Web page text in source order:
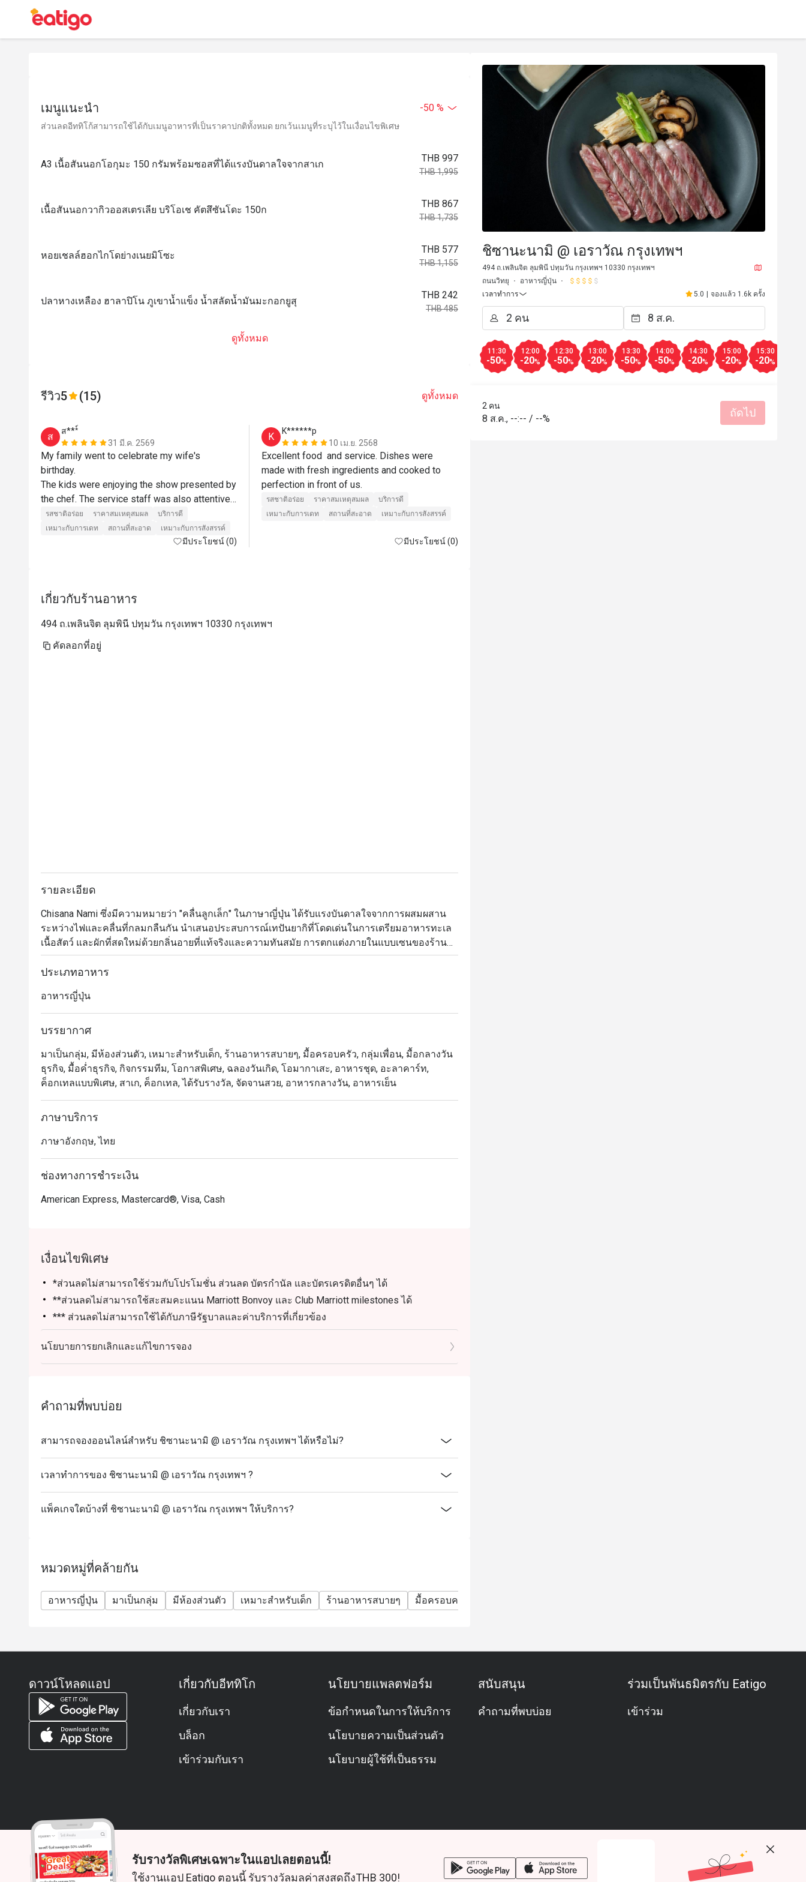
เมนูแนะนำ -50 %
ส่วนลดอีททิโก้สามารถใช้ได้กับเมนูอาหารที่เป็นราคาปกติทั้งหมด ยกเว้นเมนูที่ระบุไว้ในเงื่อนไขพิเศษ
A3 เนื้อสันนอกโอกุมะ 150 กรัมพร้อมซอสที่ได้แรงบันดาลใจจากสาเก
THB 997
THB 1,995
เนื้อสันนอกวากิวออสเตรเลีย บริโอเช คัตสึซันโดะ 150ก
THB 867
THB 1,735
หอยเชลล์ฮอกไกโดย่างเนยมิโซะ
THB 577
THB 1,155
ปลาหางเหลือง ฮาลาปิโน ภูเขาน้ำแข็ง น้ำสลัดน้ำมันมะกอกยูสุ
THB 242
THB 485
ดูทั้งหมด
รีวิว5 (15) ดูทั้งหมด
ส
ส***์
31 มี.ค. 2569
My family went to celebrate my wife's
birthday.
The kids were enjoying the show presented by
the chef. The service staff was also attentive
and helpful. Always asking if they could assist
more.
As for the food, it was delicious. The
for my wife's birthday. Almost all the staff
She was very happy about it. These small
details create a remembrance in our mind and
รสชาติอร่อย ราคาสมเหตุสมผล
บริการดี
เหมาะกับการเดท
สถานที่สะอาด เหมาะกับการสังสรรค์
มีประโยชน์ (0)
K
K******p
10 เม.ย. 2568
Excellent food  and service. Dishes were
made with fresh ingredients and cooked to
รสชาติอร่อย ราคาสมเหตุสมผล
บริการดี
เหมาะกับการเดท
สถานที่สะอาด เหมาะกับการสังสรรค์
มีประโยชน์ (0)
เกี่ยวกับร้านอาหาร
494 ถ.เพลินจิต ลุมพินี ปทุมวัน กรุงเทพฯ 10330 กรุงเทพฯ
คัดลอกที่อยู่
รายละเอียด
Chisana Nami ซึ่งมีความหมายว่า "คลื่นลูกเล็ก" ในภาษาญี่ปุ่น ได้รับแรงบันดาลใจจากการผสมผสาน
ระหว่างไฟและคลื่นที่กลมกลืนกัน นำเสนอประสบการณ์เทปันยากิที่โดดเด่นในการเตรียมอาหารทะเล
เนื้อสัตว์ และผักที่สดใหม่ด้วยกลิ่นอายที่แท้จริงและความทันสมัย การตกแต่งภายในแบบเซนของร้าน
อาหารมีการออกแบบร่วมสมัยที่ทันสมัยพร้อมบรรยากาศที่หรูหรา พื้นที่นี้โดดเด่นด้วยโทนสีเดียว เน้น
ด้วยโทนสีอบอุ่นของเก้าอี้ไม้และหนังรอบเคาน์เตอร์หินอ่อนอันมีสไตล์
ประเภทอาหาร
อาหารญี่ปุ่น
บรรยากาศ
มาเป็นกลุ่ม, มีห้องส่วนตัว, เหมาะสำหรับเด็ก, ร้านอาหารสบายๆ, มื้อครอบครัว, กลุ่มเพื่อน, มื้อกลางวัน
ธุรกิจ, มื้อค่ำธุรกิจ, กิจกรรมทีม, โอกาสพิเศษ, ฉลองวันเกิด, โอมากาเสะ, อาหารชุด, อะลาคาร์ท,
ค็อกเทลแบบพิเศษ, สาเก, ค็อกเทล, ได้รับรางวัล, จัดจานสวย, อาหารกลางวัน, อาหารเย็น
ภาษาบริการ
ภาษาอังกฤษ, ไทย
ช่องทางการชำระเงิน
American Express, Mastercard®, Visa, Cash
เงื่อนไขพิเศษ
*ส่วนลดไม่สามารถใช้ร่วมกับโปรโมชั่น ส่วนลด บัตรกำนัล และบัตรเครดิตอื่นๆ ได้
**ส่วนลดไม่สามารถใช้สะสมคะแนน Marriott Bonvoy และ Club Marriott milestones ได้
*** ส่วนลดไม่สามารถใช้ได้กับภาษีรัฐบาลและค่าบริการที่เกี่ยวข้อง
นโยบายการยกเลิกและแก้ไขการจอง
คำถามที่พบบ่อย
สามารถจองออนไลน์สำหรับ ชิซานะนามิ @ เอราวัณ กรุงเทพฯ ได้หรือไม่?
เวลาทำการของ ชิซานะนามิ @ เอราวัณ กรุงเทพฯ ?
แพ็คเกจใดบ้างที่ ชิซานะนามิ @ เอราวัณ กรุงเทพฯ ให้บริการ?
หมวดหมู่ที่คล้ายกัน
อาหารญี่ปุ่น มาเป็นกลุ่ม มีห้องส่วนตัว เหมาะสำหรับเด็ก ร้านอาหารสบายๆ มื้อครอบครัว
ชิซานะนามิ @ เอราวัณ กรุงเทพฯ
494 ถ.เพลินจิต ลุมพินี ปทุมวัน กรุงเทพฯ 10330 กรุงเทพฯ
ถนนวิทยุ
อาหารญี่ปุ่น
เวลาทำการ
5.0 | จองแล้ว 1.6k ครั้ง
11:30
-50%
12:00
-20%
12:30
-50%
13:00
-20%
13:30
-50%
14:00
-50%
14:30
-20%
15:00
-20%
15:30
-20%
2 คน
8 ส.ค., --:-- / --% ถัดไป
ดาวน์โหลดแอป เกี่ยวกับอีททิโก
เกี่ยวกับเรา
บล็อก
เข้าร่วมกับเรา
นโยบายแพลตฟอร์ม
ข้อกำหนดในการให้บริการ
นโยบายความเป็นส่วนตัว
นโยบายผู้ใช้ที่เป็นธรรม
สนับสนุน
คำถามที่พบบ่อย
ร่วมเป็นพันธมิตรกับ Eatigo
เข้าร่วม
© 2026 Zoek. สงวนลิขสิทธิ์
รับรางวัลพิเศษเฉพาะในแอปเลยตอนนี้!
ใช้งานแอป Eatigo ตอนนี้ รับรางวัลมูลค่าสูงสุดถึงTHB 300!